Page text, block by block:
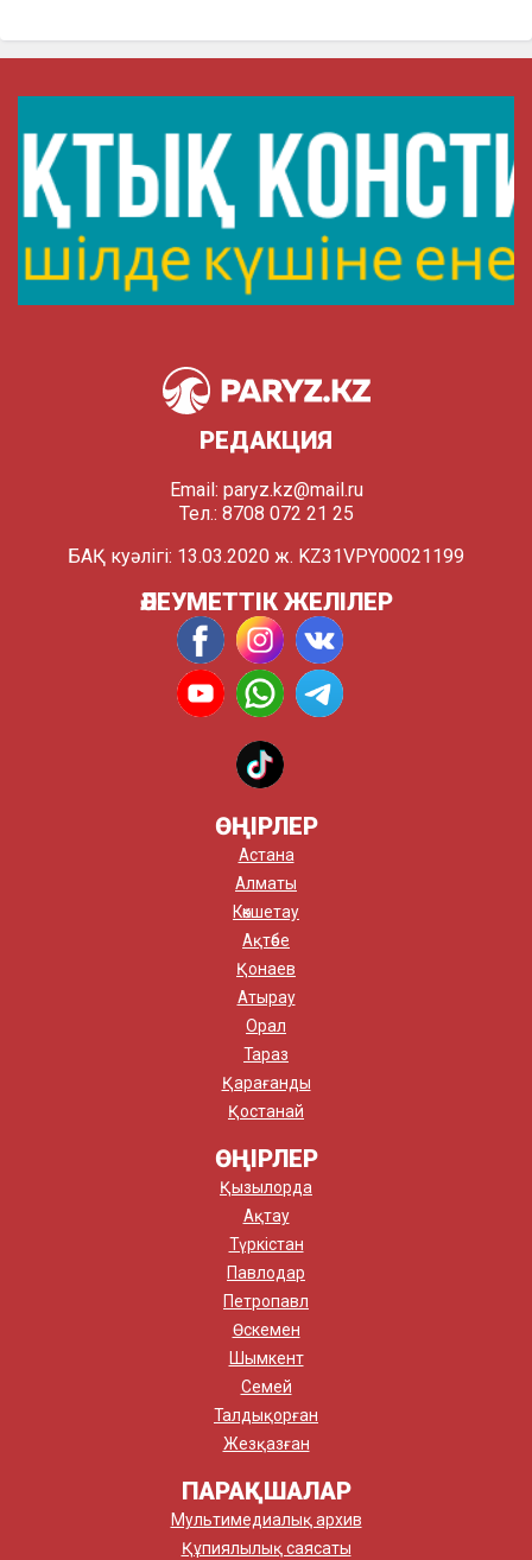
РЕДАКЦИЯ
Email: paryz.kz@mail.ru
Тел.: 8708 072 21 25
БАҚ куәлігі: 13.03.2020 ж. KZ31VPY00021199
ӘЛЕУМЕТТІК ЖЕЛІЛЕР
ӨҢІРЛЕР
Астана
Алматы
Көкшетау
Ақтөбе
Қонаев
Атырау
Орал
Тараз
Қарағанды
Қостанай
ӨҢІРЛЕР
Қызылорда
Ақтау
Түркістан
Павлодар
Петропавл
Өскемен
Шымкент
Семей
Талдықорған
Жезқазған
ПАРАҚШАЛАР
Мультимедиалық архив
Құпиялылық саясаты